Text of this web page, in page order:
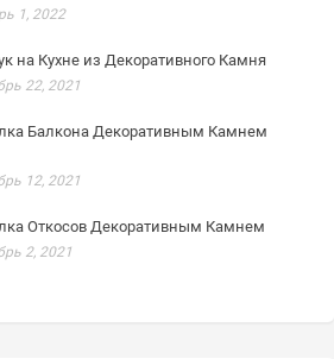
1, 2022
на Кухне из Декоративного Камня
22, 2021
Балкона Декоративным Камнем
12, 2021
Откосов Декоративным Камнем
2, 2021